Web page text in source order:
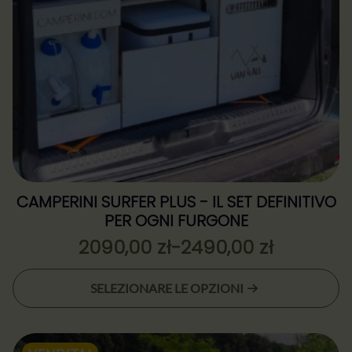
nella
CAMPERINI SURFER PLUS - IL SET DEFINITIVO
PER OGNI FURGONE
2090,00 zł-2490,00 zł
Zakres
cen:
od
SELEZIONARE LE OPZIONI
Questo
prodotto
più